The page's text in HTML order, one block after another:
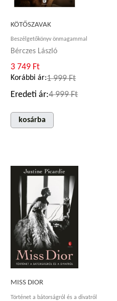
KÖTŐSZAVAK
Beszélgetőkönyv önmagammal
Bérczes László
3 749 Ft
Korábbi ár:1 999 Ft
Eredeti ár:4 999 Ft
kosárba
MISS DIOR
Történet a bátorságról és a divatról